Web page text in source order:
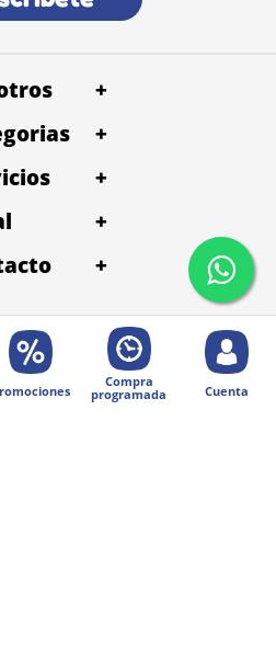
Compra
programada
Cuenta
+
+
+
+
+